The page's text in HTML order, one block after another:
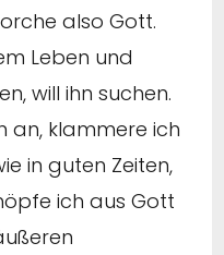
also Gott.
Leben und
will ihn suchen.
an, klammere ich
in guten Zeiten,
ich aus Gott